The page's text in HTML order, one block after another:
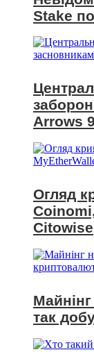
Stake
Arrows
Огляд
Citowise
так